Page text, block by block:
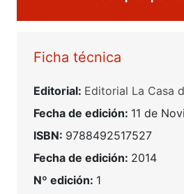
Ficha técnica
Editorial: Editorial La Casa
Fecha de edición: 11 de
ISBN: 9788492517527
Fecha de edición: 2014
Nº edición: 1